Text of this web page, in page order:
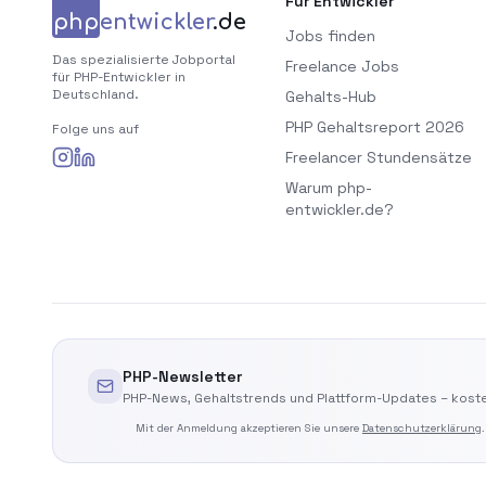
phpentwickler.de
Das spezialisierte Jobportal
für PHP-Entwickler in
Deutschland.
Folge uns auf
Jobs finden
Freelance Jobs
Gehalts-Hub
PHP Gehaltsreport 2026
Freelancer Stundensätze
Warum php-
entwickler.de?
PHP-Newsletter
PHP-News, Gehaltstrends und Plattform-Updates –
Mit der Anmeldung akzeptieren Sie unsere Datenschutzerklärung.